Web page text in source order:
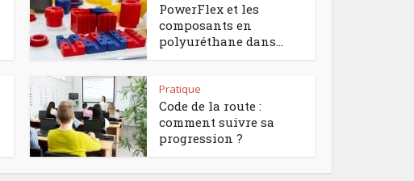
PowerFlex et les
composants en
polyuréthane dans...
Pratique
Code de la route :
comment suivre sa
progression ?